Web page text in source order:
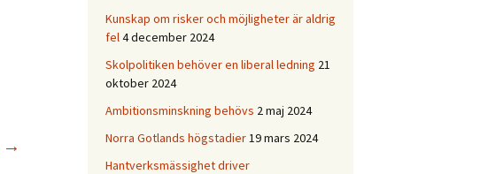
→
Kunskap om risker och möjligheter är aldrig
fel4 december 2024
Skolpolitiken behöver en liberal ledning 21
oktober 2024
Ambitionsminskning behövs 2 maj 2024
Norra Gotlands högstadier19 mars 2024
Hantverksmässighet driver